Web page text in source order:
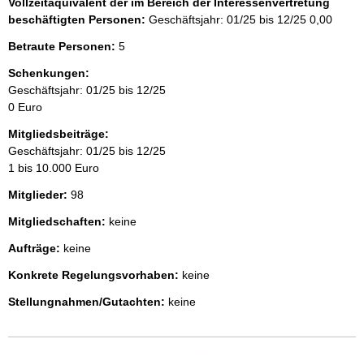
beschäftigten Personen: Geschäftsjahr: 01/25 bis 12/25 0,00
Betraute Personen: 5
Schenkungen:
Geschäftsjahr: 01/25 bis 12/25
0 Euro
Mitgliedsbeiträge:
Geschäftsjahr: 01/25 bis 12/25
1 bis 10.000 Euro
Mitglieder: 98
Mitgliedschaften: keine
Aufträge: keine
Konkrete Regelungsvorhaben: keine
Stellungnahmen/Gutachten: keine